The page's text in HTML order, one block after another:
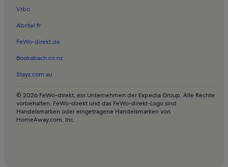
Haustierfreundliche Ferienunterkünfte in Wallgau
Ferienwohnungen und Apartments in Wallgau
Longstay in Wallgau
Häuser in Reichersbeuern
Häuser in Wegscheid
Häuser in Arzbach
Ferienwohnungen und Apartments in Arzbach
Vrbo
Abritel.fr
FeWo-direkt.de
Bookabach.co.nz
Stayz.com.au
© 2026 FeWo-direkt, ein Unternehmen der Expedia Group. Alle Rechte
vorbehalten. FeWo-direkt und das FeWo-direkt-Logo sind
Handelsmarken oder eingetragene Handelsmarken von
HomeAway.com, Inc.